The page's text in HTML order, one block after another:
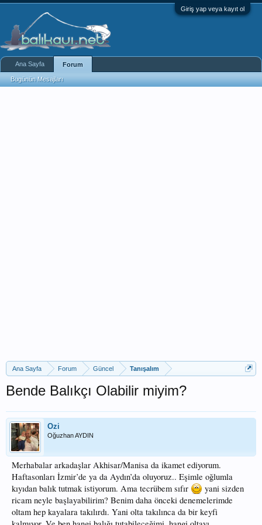
Giriş yap veya kayıt ol
Ana Sayfa Forum Güncel Tanışalım
Bende Balıkçı Olabilir miyim?
Ozi
Oğuzhan AYDIN
Merhabalar arkadaşlar Akhisar/Manisa da ikamet ediyorum.
Haftasonları İzmir’de ya da Aydın’da oluyoruz.. Eşimle oğlumla
kıyıdan balık tutmak istiyorum. Ama tecrübem sıfır
yani sizden
ricam neyle başlayabilirim? Benim daha önceki denemelerimde
oltam hep kayalara takılırdı. Yani olta takılınca da bir keyfi
Ana Sayfa Forum
Bugünün Mesajları